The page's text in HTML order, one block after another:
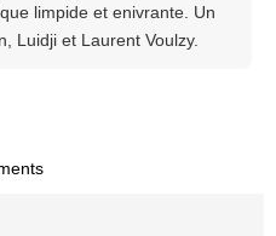
limpide et enivrante. Un
Luidji et Laurent Voulzy.